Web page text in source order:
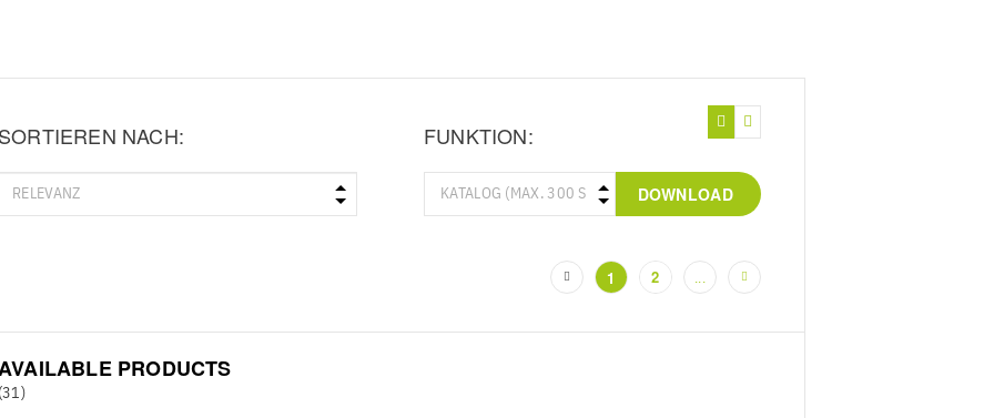
NACH: FUNKTION:
DOWNLOAD
1(current)
2
PRODUCTS